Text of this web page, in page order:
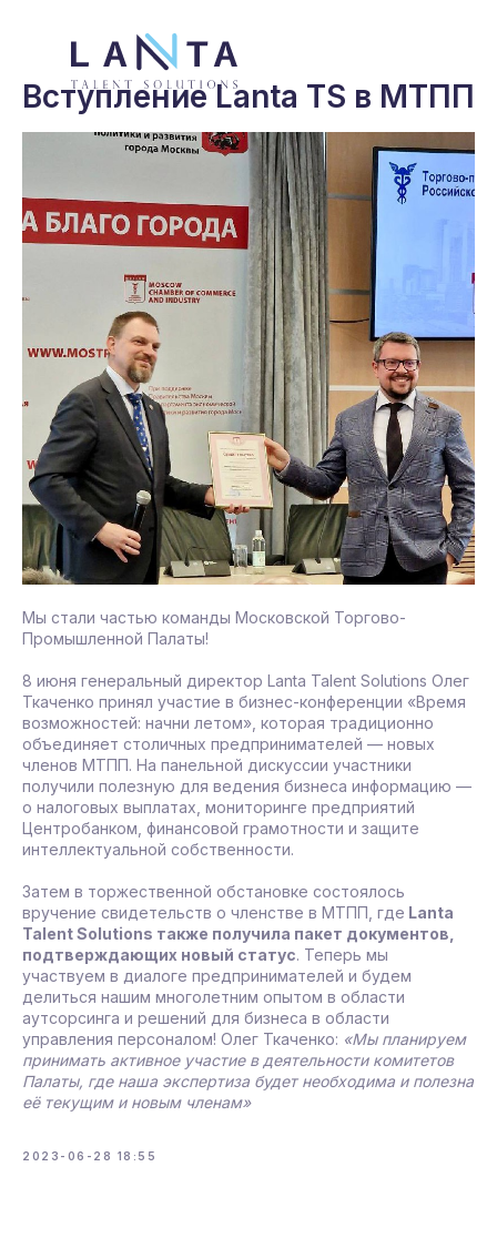
Вступление Lanta TS в МТПП
Мы стали частью команды Московской Торгово-
Промышленной Палаты!
8 июня генеральный директор Lanta Talent Solutions Олег
Ткаченко принял участие в бизнес-конференции «Время
возможностей: начни летом», которая традиционно
объединяет столичных предпринимателей — новых
членов МТПП. На панельной дискуссии участники
получили полезную для ведения бизнеса информацию —
о налоговых выплатах, мониторинге предприятий
Центробанком, финансовой грамотности и защите
интеллектуальной собственности.
Затем в торжественной обстановке состоялось
вручение свидетельств о членстве в МТПП, где Lanta
Talent Solutions также получила пакет документов,
подтверждающих новый статус. Теперь мы
участвуем в диалоге предпринимателей и будем
делиться нашим многолетним опытом в области
аутсорсинга и решений для бизнеса в области
управления персоналом! Олег Ткаченко: «Мы планируем
принимать активное участие в деятельности комитетов
Палаты, где наша экспертиза будет необходима и полезна
её текущим и новым членам»
2023-06-28 18:55